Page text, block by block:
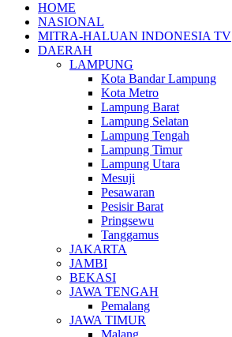
HOME
NASIONAL
MITRA-HALUAN INDONESIA TV
DAERAH
LAMPUNG
Kota Bandar Lampung
Kota Metro
Lampung Barat
Lampung Selatan
Lampung Tengah
Lampung Timur
Lampung Utara
Mesuji
Pesawaran
Pesisir Barat
Pringsewu
Tanggamus
JAKARTA
JAMBI
BEKASI
JAWA TENGAH
Pemalang
JAWA TIMUR
Malang